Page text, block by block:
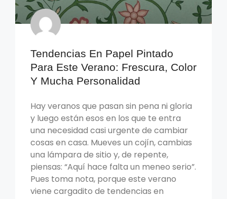
Tendencias En Papel Pintado
Para Este Verano: Frescura, Color
Y Mucha Personalidad
Hay veranos que pasan sin pena ni gloria
y luego están esos en los que te entra
una necesidad casi urgente de cambiar
cosas en casa. Mueves un cojín, cambias
una lámpara de sitio y, de repente,
piensas: “Aquí hace falta un meneo serio”.
Pues toma nota, porque este verano
viene cargadito de tendencias en